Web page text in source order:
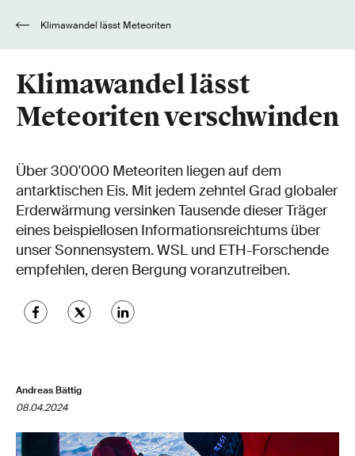
Klimawandel lässt
Meteoriten verschwinden
Über 300'000 Meteoriten liegen auf dem
antarktischen Eis. Mit jedem zehntel Grad globaler
Erderwärmung versinken Tausende dieser Träger
eines beispiellosen Informationsreichtums über
unser Sonnensystem. WSL und ETH-Forschende
empfehlen, deren Bergung voranzutreiben.
Andreas Bättig
08.04.2024